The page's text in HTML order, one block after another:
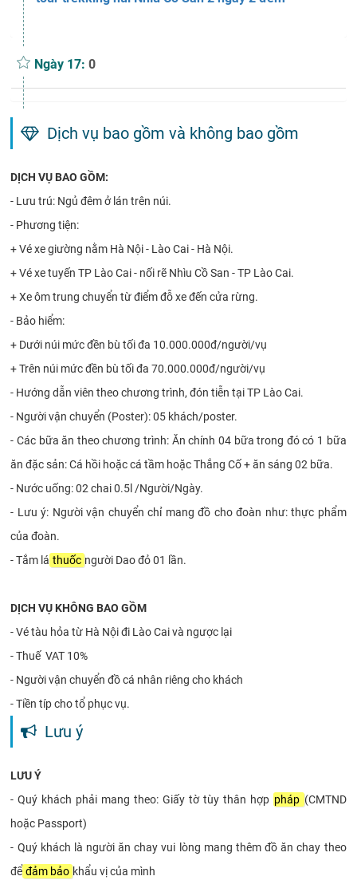
Ngày 17:0
Dịch vụ bao gồm và không bao gồm
DỊCH VỤ BAO GỒM:
- Lưu trú: Ngủ đêm ở lán trên núi.
- Phương tiện:
+ Vé xe giường nằm Hà Nội - Lào Cai - Hà Nội.
+ Vé xe tuyến TP Lào Cai - nối rẽ Nhìu Cồ San - TP Lào Cai.
+ Xe ôm trung chuyển từ điểm đỗ xe đến cửa rừng.
- Bảo hiểm:
+ Dưới núi mức đền bù tối đa 10.000.000đ/người/vụ
+ Trên núi mức đền bù tối đa 70.000.000đ/người/vụ
- Hướng dẫn viên theo chương trình, đón tiễn tại TP Lào Cai.
- Người vận chuyển (Poster): 05 khách/poster.
- Các bữa ăn theo chương trình: Ăn chính 04 bữa trong đó có 1 bữa
ăn đặc sản: Cá hồi hoặc cá tầm hoặc Thắng Cố + ăn sáng 02 bữa.
- Nước uống: 02 chai 0.5l /Người/Ngày.
- Lưu ý: Người vận chuyển chỉ mang đồ cho đoàn như: thực phẩm
của đoàn.
- Tắm lá thuốc người Dao đỏ 01 lần.
DỊCH VỤ KHÔNG BAO GỒM
- Vé tàu hỏa từ Hà Nội đi Lào Cai và ngược lại
- Thuế VAT 10%
- Người vận chuyển đồ cá nhân riêng cho khách
- Tiền típ cho tổ phục vụ.
Lưu ý
LƯU Ý
- Quý khách phải mang theo: Giấy tờ tùy thân hợp pháp (CMTND
hoặc Passport)
- Quý khách là người ăn chay vui lòng mang thêm đồ ăn chay theo
để đảm bảo khẩu vị của mình